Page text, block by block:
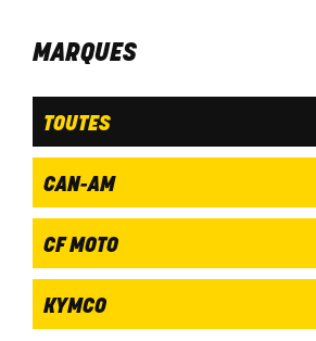
MARQUES
TOUTES
CAN-AM
CF MOTO
KYMCO